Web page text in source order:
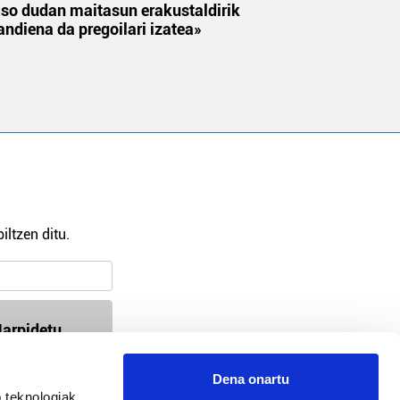
Dena onartu
dudan maitasun erakustaldirik
da pregoilari izatea»
ditu.